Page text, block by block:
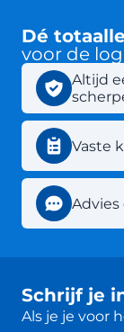
Dé
voor de
Altijd
Vaste
Advies
Schrijf je
Als je je voor